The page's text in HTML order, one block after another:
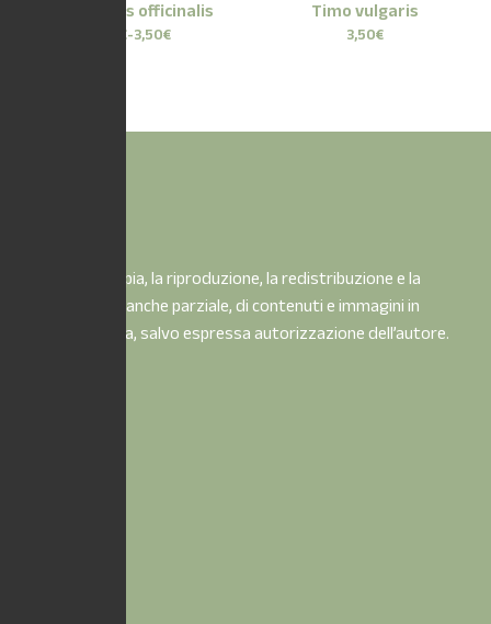
Rosmarinus officinalis
3,50€
-
€
Timo vulgaris
3,50€
È vietata la copia, la riproduzione, la redistribuzione e la
pubblicazione, anche parziale, di contenuti e immagini in
qualsiasi forma, salvo espressa autorizzazione dell’autore.